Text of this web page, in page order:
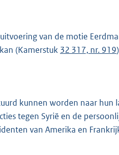
van de motie
(Kamerstuk 32 317, nr. 919
kunnen worden naar hun
tegen Syrië en de
van Amerika en